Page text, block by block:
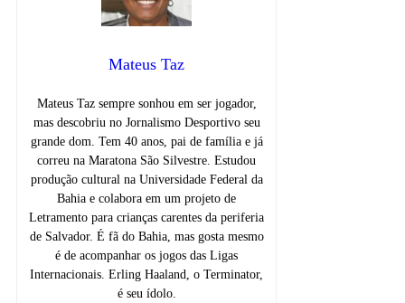
Mateus Taz
Mateus Taz sempre sonhou em ser jogador,
mas descobriu no Jornalismo Desportivo seu
grande dom. Tem 40 anos, pai de família e já
correu na Maratona São Silvestre. Estudou
produção cultural na Universidade Federal da
Bahia e colabora em um projeto de
Letramento para crianças carentes da periferia
de Salvador. É fã do Bahia, mas gosta mesmo
é de acompanhar os jogos das Ligas
Internacionais. Erling Haaland, o Terminator,
é seu ídolo.